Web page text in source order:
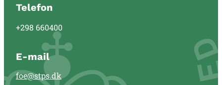
Telefon
+298 660400
E-mail
foe@stps.dk